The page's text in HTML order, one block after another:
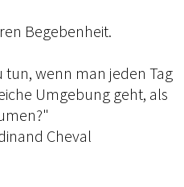
Begebenheit.
tun, wenn man jeden Tag
Umgebung geht, als
Cheval